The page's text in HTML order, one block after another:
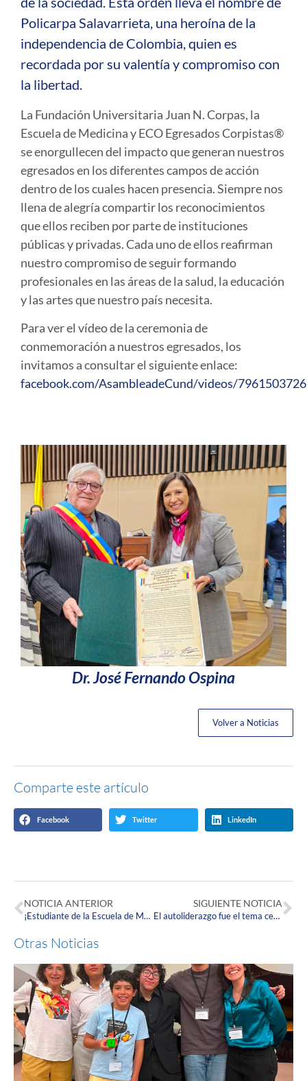
Policarpa Salavarrieta, una heroína de la
independencia de Colombia, quien es
recordada por su valentía y compromiso con
la libertad.
La Fundación Universitaria Juan N. Corpas, la
Escuela de Medicina y ECO Egresados Corpistas®
se enorgullecen del impacto que generan nuestros
egresados en los diferentes campos de acción
dentro de los cuales hacen presencia. Siempre nos
llena de alegría compartir los reconocimientos
que ellos reciben por parte de instituciones
públicas y privadas. Cada uno de ellos reafirman
nuestro compromiso de seguir formando
profesionales en las áreas de la salud, la educación
y las artes que nuestro país necesita.
Para ver el vídeo de la ceremonia de
conmemoración a nuestros egresados, los
invitamos a consultar el siguiente enlace:
facebook.com/AsambleadeCund/videos/
Dr. José Fernando Ospina
Volver a Noticias
Comparte este artículo
Facebook Twitter LinkedIn
NOTICIA ANTERIOR
¡Estudiante de la Escuela de Música realizó su recital de grado en el Auditorio Uniandinos!
SIGUIENTE NOTICIA
El autoliderazgo fue el tema central en la tercera edición de GLOBAL Talks
Otras Noticias